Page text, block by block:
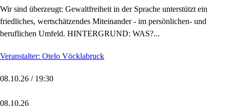
Wir sind überzeugt: Gewaltfreiheit in der Sprache unterstützt ein
friedliches, wertschätzendes Miteinander - im persönlichen- und
beruflichen Umfeld. HINTERGRUND: WAS?...
Veranstalter: Otelo Vöcklabruck
08.10.26 / 19:30
08.10.26